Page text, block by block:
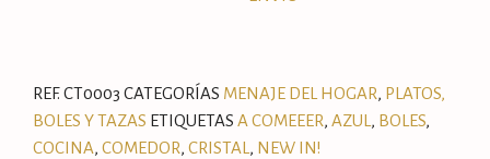
REF.CT0003 CATEGORÍAS MENAJE DEL HOGAR, PLATOS,
BOLES Y TAZAS ETIQUETAS A COMEEER, AZUL , BOLES,
COCINA, COMEDOR, CRISTAL , NEW IN!